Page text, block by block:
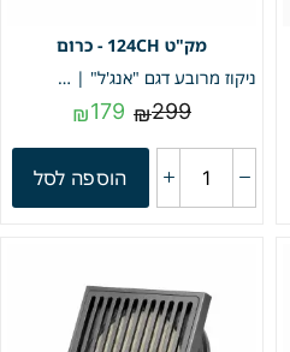
124CH - כרום
ניקוז מרובע דגם "אנג'ל" | 10/10 | פטנט חוסם ריחות וחרקים | כרום | מק"ט 124CH
₪299
₪179
הוספה לסל